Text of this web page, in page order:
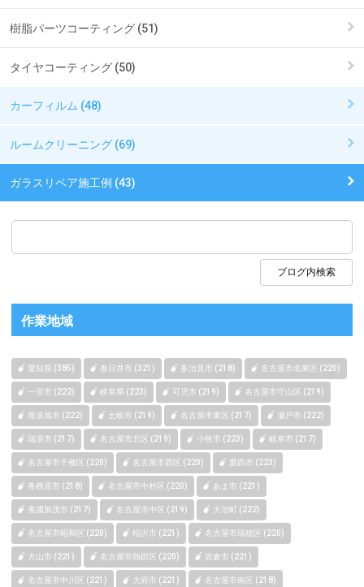
樹脂パーツコーティング (51)
タイヤコーティング (50)
カーフィルム (48)
ルームクリーニング (69)
ガラスリペア施工例 (43)
作業地域
愛知県 (385) 春日井市 (321) 多治見市 (218) 名古屋市名東区 (220)
一宮市 (222) 岐阜県 (223) 可児市 (219) 名古屋市守山区 (219)
尾張旭市 (222) 土岐市 (219) 名古屋市東区 (217) 瀬戸市 (222)
瑞浪市 (217) 名古屋市北区 (219) 小牧市 (223) 岐阜市 (217)
名古屋市千種区 (220) 名古屋市西区 (220) 愛西市 (223)
各務原市 (218) 名古屋市中村区 (220) あま市 (221)
美濃加茂市 (217) 名古屋市中区 (219) 大治町 (222)
名古屋市昭和区 (220) 稲沢市 (221) 名古屋市瑞穂区 (220)
犬山市 (221) 名古屋市熱田区 (220) 岩倉市 (221)
名古屋市中川区 (221) 大府市 (221) 名古屋市南区 (218)